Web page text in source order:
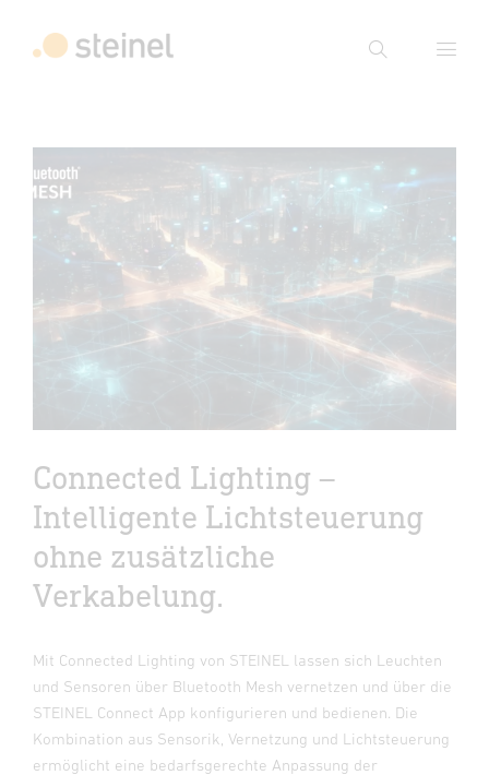
Suche
Suchbegriff eingeben
Connected Lighting –
Intelligente Lichtsteuerung
ohne zusätzliche
Verkabelung.
Mit Connected Lighting von STEINEL lassen sich Leuchten
und Sensoren über Bluetooth Mesh vernetzen und über die
STEINEL Connect App konfigurieren und bedienen. Die
Kombination aus Sensorik, Vernetzung und Lichtsteuerung
ermöglicht eine bedarfsgerechte Anpassung der